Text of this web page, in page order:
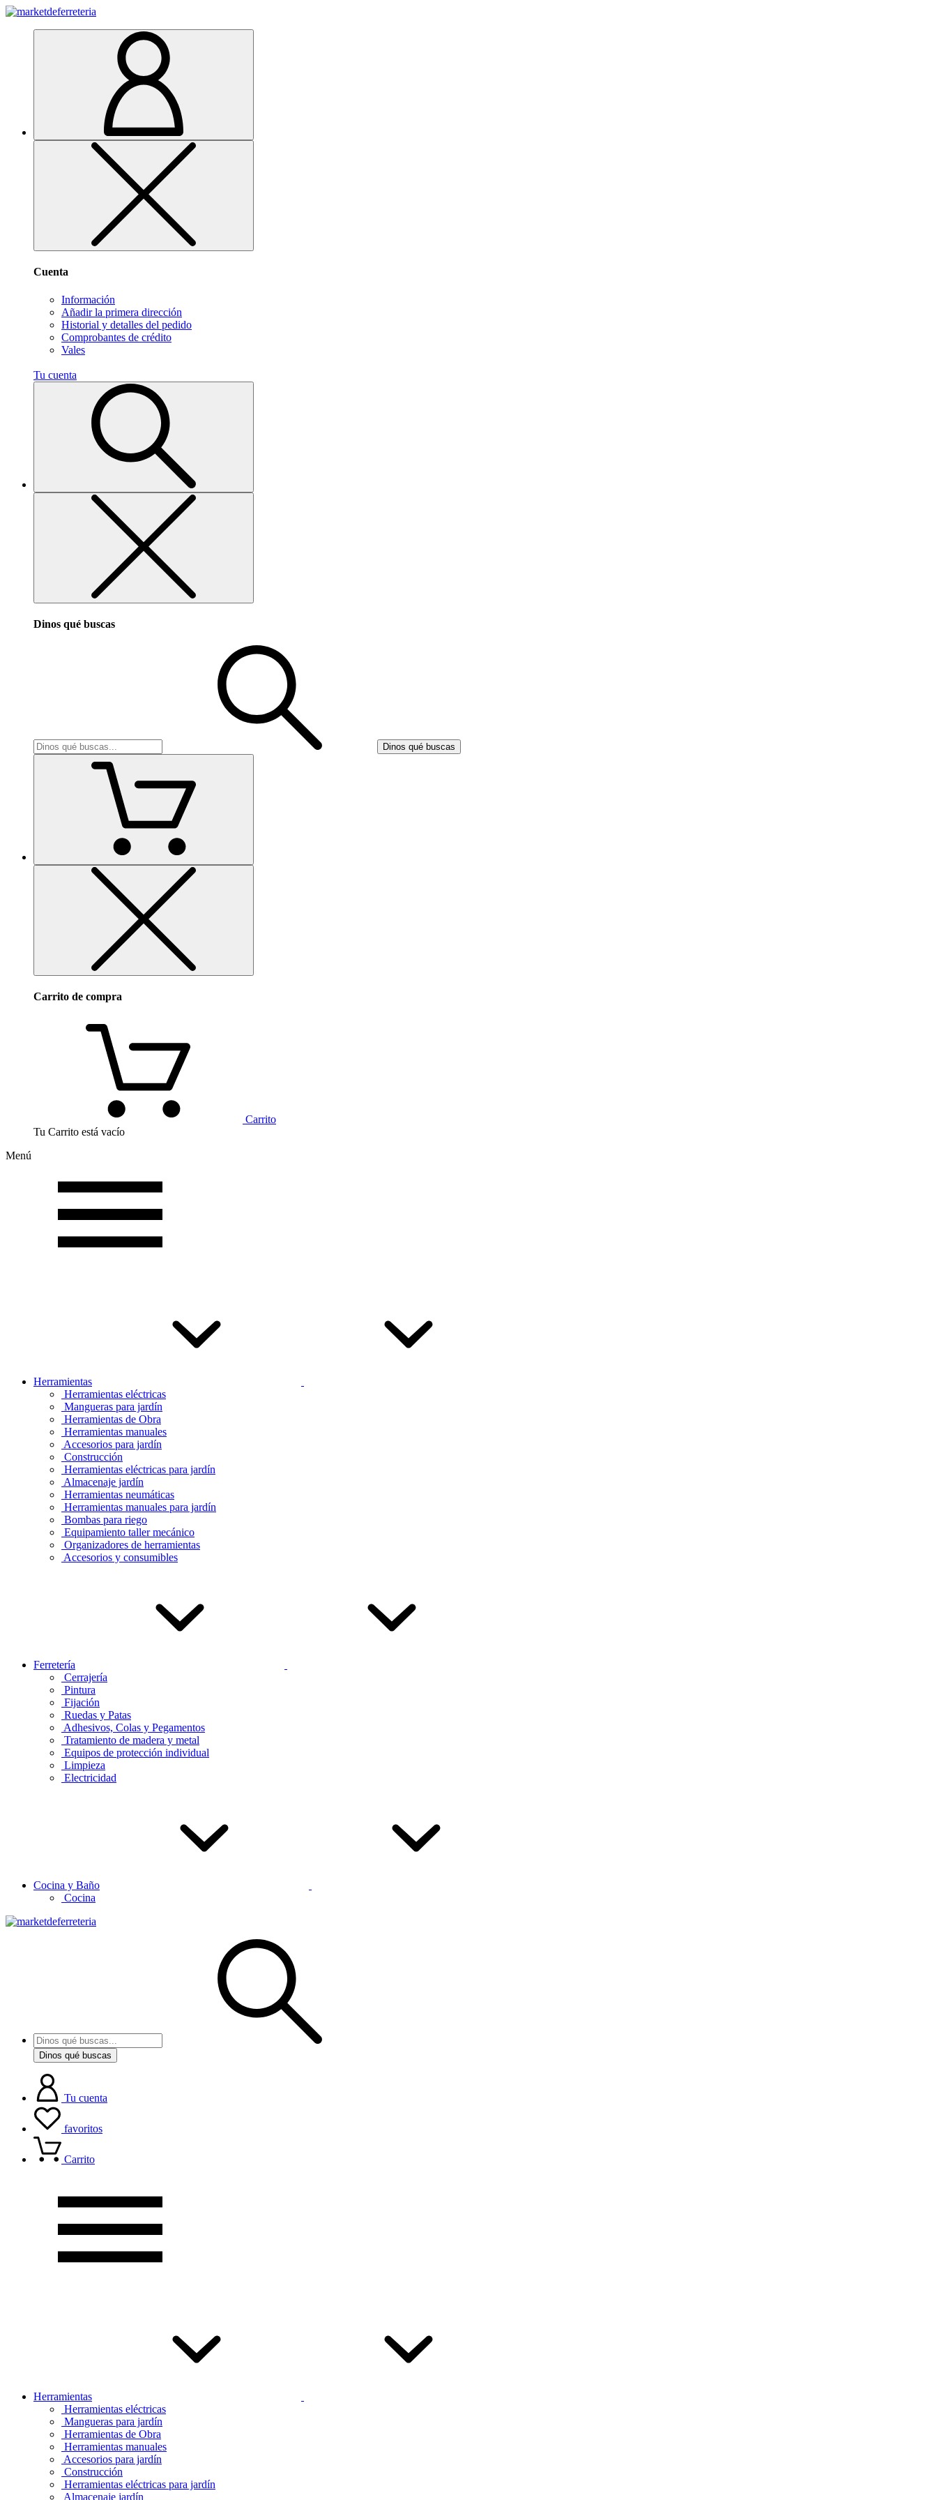
Cuenta
Información
Añadir la primera dirección
Historial y detalles del pedido
Comprobantes de crédito
Vales
Tu cuenta
Dinos qué buscas
Dinos qué buscas
Carrito de compra
Carrito
Tu Carrito está vacío
Menú
Herramientas
Herramientas eléctricas
Mangueras para jardín
Herramientas de Obra
Herramientas manuales
Accesorios para jardín
Construcción
Herramientas eléctricas para jardín
Almacenaje jardín
Herramientas neumáticas
Herramientas manuales para jardín
Bombas para riego
Equipamiento taller mecánico
Organizadores de herramientas
Accesorios y consumibles
Ferretería
Cerrajería
Pintura
Fijación
Ruedas y Patas
Adhesivos, Colas y Pegamentos
Tratamiento de madera y metal
Equipos de protección individual
Limpieza
Electricidad
Cocina y Baño
Cocina
Dinos qué buscas
Tu cuenta
favoritos
Carrito
Herramientas
Herramientas eléctricas
Mangueras para jardín
Herramientas de Obra
Herramientas manuales
Accesorios para jardín
Construcción
Herramientas eléctricas para jardín
Almacenaje jardín